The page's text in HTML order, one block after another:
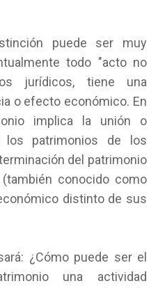
puede ser muy
todo "acto no
jurídicos, tiene una
o efecto económico. En
implica la unión o
los patrimonios de los
del patrimonio
conocido como
distinto de sus
¿Cómo puede ser el
una actividad